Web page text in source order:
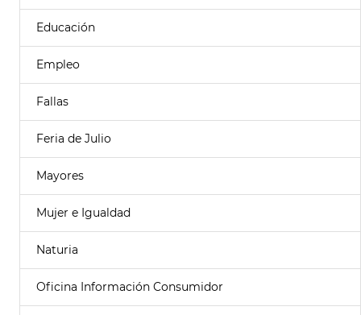
Educación
Empleo
Fallas
Feria de Julio
Mayores
Mujer e Igualdad
Naturia
Oficina Información Consumidor